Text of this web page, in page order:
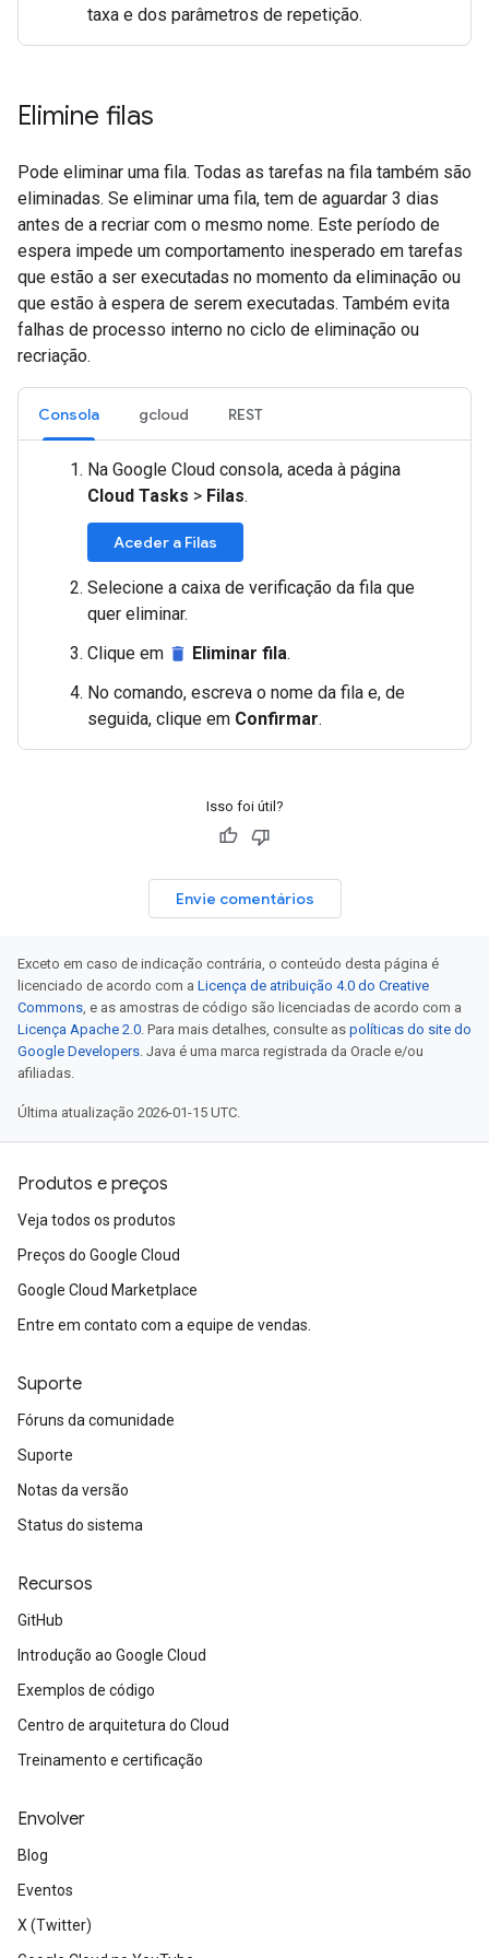
taxa e dos parâmetros de repetição.
Elimine filas
Pode eliminar uma fila. Todas as tarefas na fila também são
eliminadas. Se eliminar uma fila, tem de aguardar 3 dias
antes de a recriar com o mesmo nome. Este período de
espera impede um comportamento inesperado em tarefas
que estão a ser executadas no momento da eliminação ou
que estão à espera de serem executadas. Também evita
falhas de processo interno no ciclo de eliminação ou
recriação.
Consola gcloud REST
Na Google Cloud consola, aceda à página
Cloud Tasks > Filas.
Aceder a Filas
Selecione a caixa de verificação da fila que
quer eliminar.
Clique em delete Eliminar fila.
No comando, escreva o nome da fila e, de
seguida, clique em Confirmar.
Isso foi útil?
Envie comentários
Exceto em caso de indicação contrária, o conteúdo desta página é
licenciado de acordo com a Licença de atribuição 4.0 do Creative
Commons, e as amostras de código são licenciadas de acordo com a
Licença Apache 2.0. Para mais detalhes, consulte as políticas do site do
Google Developers. Java é uma marca registrada da Oracle e/ou
afiliadas.
Última atualização 2026-01-15 UTC.
Produtos e preços
Veja todos os produtos
Preços do Google Cloud
Google Cloud Marketplace
Entre em contato com a equipe de vendas.
Suporte
Fóruns da comunidade
Suporte
Notas da versão
Status do sistema
Recursos
GitHub
Introdução ao Google Cloud
Exemplos de código
Centro de arquitetura do Cloud
Treinamento e certificação
Envolver
Blog
Eventos
X (Twitter)